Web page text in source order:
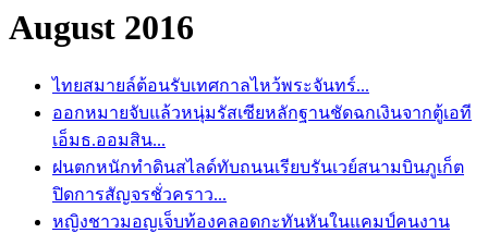
August 2016
ไทยสมายล์ต้อนรับเทศกาลไหว้พระจันทร์...
ออกหมายจับแล้วหนุ่มรัสเซียหลักฐานชัดฉกเงินจากตู้เอที
เอ็มธ.ออมสิน...
ฝนตกหนักทำดินสไลด์ทับถนนเรียบรันเวย์สนามบินภูเก็ต
ปิดการสัญจรชั่วคราว...
หญิงชาวมอญเจ็บท้องคลอดกะทันหันในแคมป์คนงาน